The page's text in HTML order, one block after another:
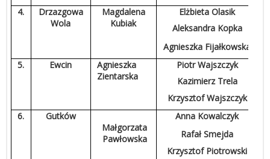
4.
Drzazgowa
Wola
Magdalena
Kubiak
Elżbieta Olasik
Aleksandra Kopka
Agnieszka Fijałkowska
5.
Ewcin
Agnieszka
Zientarska
Piotr Wajszczyk
Kazimierz Trela
Krzysztof Wajszczyk
6.
Gutków
Małgorzata
Pawłowska
Anna Kowalczyk
Rafał Smejda
Krzysztof Piotrowski